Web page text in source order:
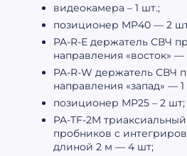
видеокамера – 1 шт.;
позиционер MP40 — 2
PA-R-E держатель СВЧ
направления «восток» —
PA-R-W держатель СВЧ
направления «запад» —
позиционер МР25 – 2 шт;
PA-TF-2M
пробников c
длиной 2 м — 4 шт;